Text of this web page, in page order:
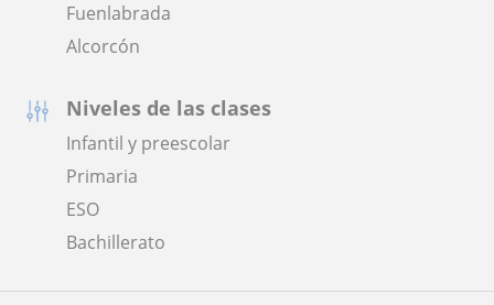
Fuenlabrada
Alcorcón
Niveles de las clases
Infantil y preescolar
Primaria
ESO
Bachillerato